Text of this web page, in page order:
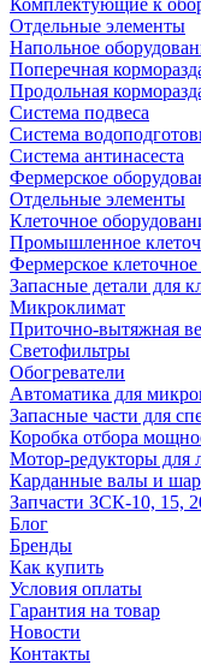
Комплектующие к
Отдельные элементы
Напольное
Поперечная
Продольная
Система подвеса
Система
Система антинасеста
Фермерское
Отдельные элементы
Клеточное
Промышленное
Фермерское
Запасные детали для
Микроклимат
Приточно-вытяжная
Светофильтры
Обогреватели
Автоматика для
Запасные части для
Коробка отбора
Мотор-редукторы для
Карданные валы и
Запчасти ЗСК-10, 15,
Блог
Бренды
Как купить
Условия оплаты
Гарантия на товар
Новости
Контакты